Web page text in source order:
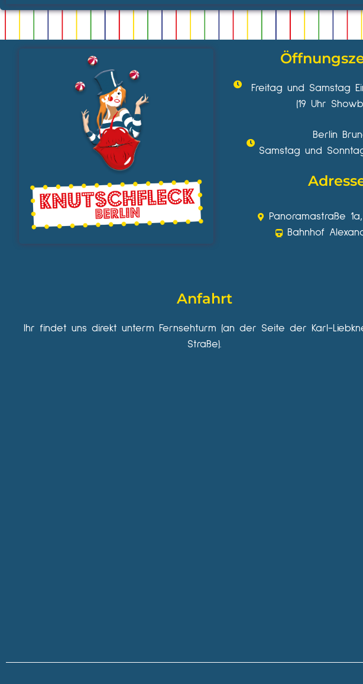
Freitag und Samstag
(19 Uhr
Berlin
Samstag und
Panoramastraße 1a,
Bahnhof
Anfahrt
Ihr findet uns direkt unterm Fernsehturm (an der Seite der Karl-
Straße).